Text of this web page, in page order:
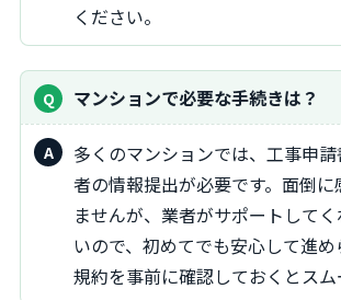
ください。
マンションで必要な手続きは？
多くのマンションでは、工事申請書の提出や業
者の情報提出が必要です。面倒
ませんが、業者がサポートして
いので、初めてでも安心して進
規約を事前に確認しておくとスム